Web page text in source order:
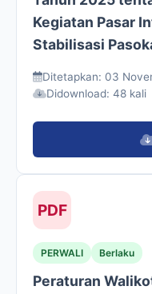
Kegiatan Pasar
Stabilisasi
Ditetapkan: 03
Didownload: 48 kali
PDF
PERWALI Berlaku
Peraturan